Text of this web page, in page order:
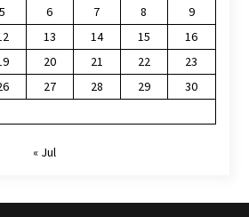
5 6 7 8
9
13 14 15
16
20 21 22
23
27 28 29
30
« Jul